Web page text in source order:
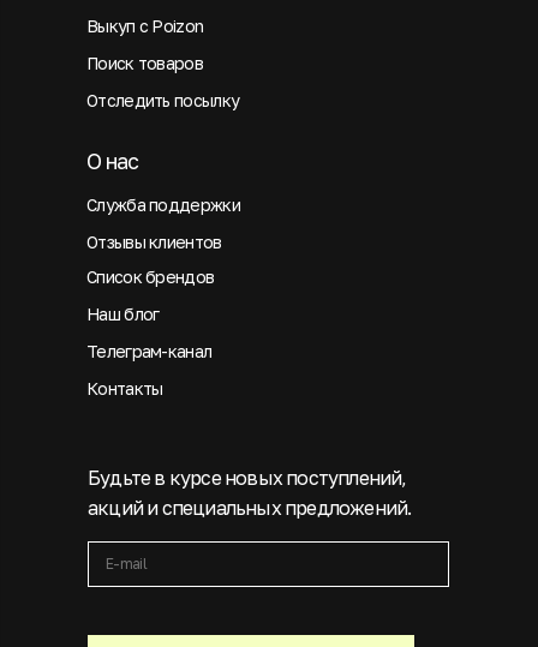
Будьте в курсе новых поступлений,
акций и специальных предложений.
Выкуп с Poizon
Поиск товаров
Отследить посылку
Служба поддержки
О нас
Отзывы клиентов
Список брендов
Наш блог
Телеграм-канал
Контакты